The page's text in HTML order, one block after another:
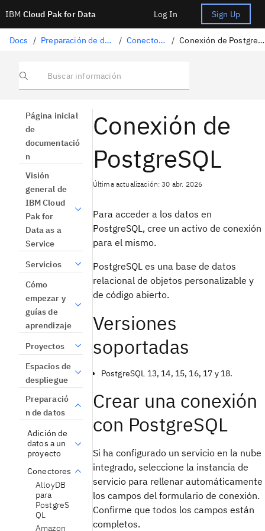
IBM Cloud Pak for Data Log In Sign Up
Docs / Preparación de datos / Conectores / Conexión de PostgreSQL
Buscar información
Página inicial
de
documentació
n
Visión
general de
IBM Cloud
Pak for
Data as a
Service
Servicios
Cómo
empezar y
guías de
aprendizaje
Proyectos
Espacios de
despliegue
Preparació
n de datos
Adición de
datos a un
proyecto
Conectores
AlloyDB
para
PostgreS
QL
Amazon
Conexión de
PostgreSQL
Última actualización: 30 abr. 2026
Para acceder a los datos en
PostgreSQL, cree un activo de conexión
para el mismo.
PostgreSQL es una base de datos
relacional de objetos personalizable y
de código abierto.
Versiones
soportadas
PostgreSQL 13, 14, 15, 16, 17 y 18.
Crear una conexión
con PostgreSQL
Si ha configurado un servicio en la nube
integrado, seleccione la instancia de
servicio para rellenar automáticamente
los campos del formulario de conexión.
Confirme que todos los campos están
completos.